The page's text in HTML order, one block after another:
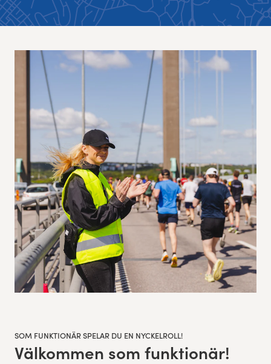
SOM FUNKTIONÄR SPELAR DU EN NYCKELROLL!
:Välkommen som funktionär!
Res, bo, upplev
Hållbarhet
Göteborgsvarvets historia
Funktionär/Volontär